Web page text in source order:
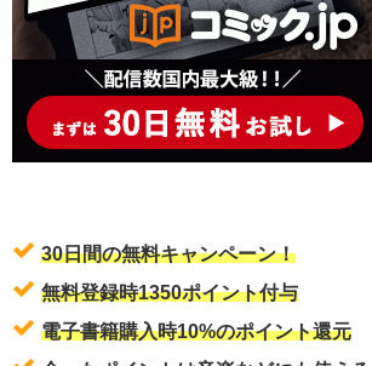
30日間の無料キャンペーン！
無料登録時1350ポイント付与
電子書籍購入時10%のポイント還元